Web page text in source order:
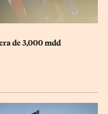
de 3,000 mdd